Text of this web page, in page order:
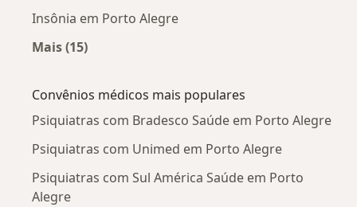
Insônia em Porto Alegre
Mais (15)
Convênios médicos mais populares
Psiquiatras com Bradesco Saúde em Porto Alegre
Psiquiatras com Unimed em Porto Alegre
Psiquiatras com Sul América Saúde em Porto
Alegre